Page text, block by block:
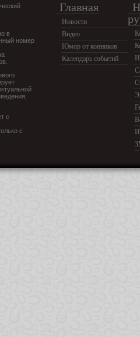
в
номер
с
с
Главная
Новости
Видео
Юмор от конников
Календарь событий